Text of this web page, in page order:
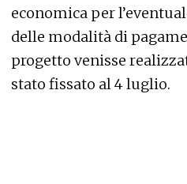
economica per
delle modalità di
progetto venisse
stato fissato al 4 luglio.